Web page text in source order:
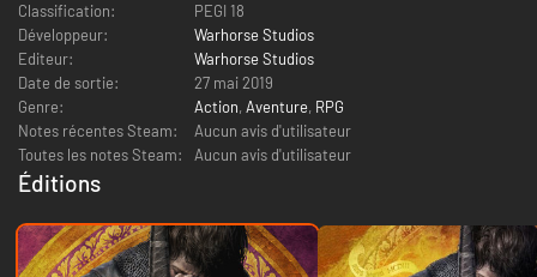
Classification:
PEGI 18
Développeur:
Warhorse Studios
Editeur:
Warhorse Studios
Date de sortie:
27 mai 2019
Genre:
Action, Aventure, RPG
Notes récentes Steam:
Aucun avis d'utilisateur
Toutes les notes Steam:
Aucun avis d'utilisateur
Éditions